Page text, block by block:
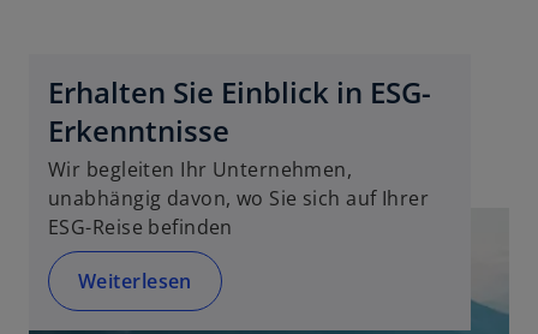
Erhalten Sie Einblick in ESG-
Erkenntnisse
Wir begleiten Ihr Unternehmen,
unabhängig davon, wo Sie sich auf Ihrer
ESG-Reise befinden
Weiterlesen